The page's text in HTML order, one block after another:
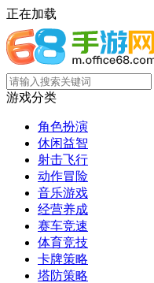
正在加载
游戏分类
角色扮演
休闲益智
射击飞行
动作冒险
音乐游戏
经营养成
赛车竞速
体育竞技
卡牌策略
塔防策略